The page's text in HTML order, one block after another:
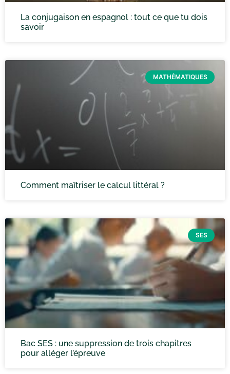
La conjugaison en espagnol : tout ce que tu dois
savoir
MATHÉMATIQUES
Comment maîtriser le calcul littéral ?
SES
Bac SES : une suppression de trois chapitres
pour alléger l’épreuve